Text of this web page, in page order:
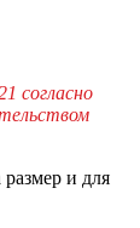
согласно
и для